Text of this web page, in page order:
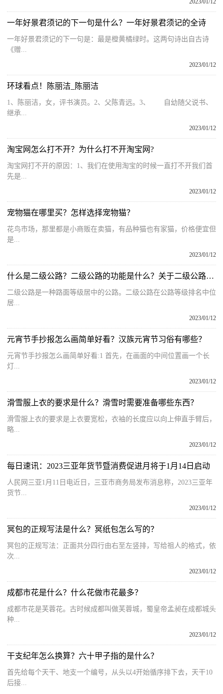
2023/01/12
一年好景君须记的下一句是什么？一年好景君须记的全诗
一年好景君须记的下一句是：最是橙黄橘绿时。这两句诗出自古诗
《赠...
2023/01/12
环球看点！陈丽洁_陈丽洁
1、陈丽洁，女，评书演员。2、父陈青远。3、 自幼随父说书、
继承...
2023/01/12
淘宝网怎么打不开？为什么打不开淘宝网?
淘宝网打不开的原因：1、我们在使用淘宝的时候一直打不开我们首
先是...
2023/01/12
宠物猫在哪里买？怎样选择宠物猫？
花鸟市场，那里都是小商贩在卖猫，有品种猫也有家猫，价格便宜但
是...
2023/01/12
什么是二级公路？二级公路的功能是什么？关于二级公路的介绍
二级公路是一种路面等级居中的公路。二级公路在公路等级排名中位
居...
2023/01/12
元宵节手抄报怎么画简单好看？汉族元宵节习俗有哪些？
元宵节手抄报怎么画简单好看:1 首先，在画面的中间位置画一个长
灯...
2023/01/12
滑雪服上衣的要求是什么？滑雪时需要准备哪些东西？
滑雪服上衣的要求是上衣要宽松，衣袖的长度应以向上伸直手臂后，
略...
2023/01/12
每日速讯：2023三亚年货节暨消费促进月将于1月14日启动
人民网三亚1月11日电近日，三亚市商务局发布消息称，2023三亚年
货节...
2023/01/12
冥包的正规写法是什么？冥纸包怎么写的？
冥包的正规写法：正面共分四行由右至左竖排，写给祖人的格式，依
次...
2023/01/12
成都市花是什么？什么花做市花最多？
成都市花是芙蓉花。古时候成都叫做芙蓉城，蜀皇帝孟昶在成都城头
种...
2023/01/12
干支纪年怎么换算？六十甲子指的是什么？
首先给每个天干、地支一个编号，从头以4开始循序排下去，天干10
后接...